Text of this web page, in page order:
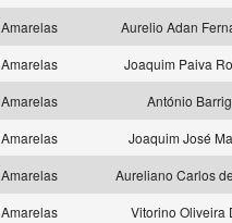
Amarelas
Aurelio Adan
Amarelas
Joaquim Paiva
Amarelas
António
Amarelas
Joaquim José
Amarelas
Aureliano Carlos
Amarelas
Vitorino Oliveira